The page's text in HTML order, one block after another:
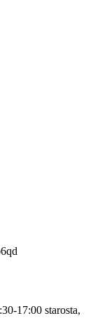
17:00 starosta,